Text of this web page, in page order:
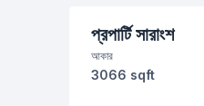
প্রপার্টি সারাংশ
আকার
3066 sqft